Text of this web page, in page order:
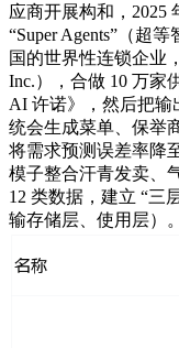
应商开展构和，2025
“Super Agents”（超
国的世界性连锁企业
Inc.），合做 10 万家
AI 许诺》，然后把输
统会生成菜单、保举
将需求预测误差率降
模子整合汗青发卖、
12 类数据，建立 “三
输存储层、使用层）